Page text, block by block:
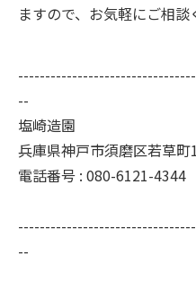
ますので、お気軽にご相談
--
塩崎造園
兵庫県神戸市須磨区若草
電話番号 : 080-6121-4344
--